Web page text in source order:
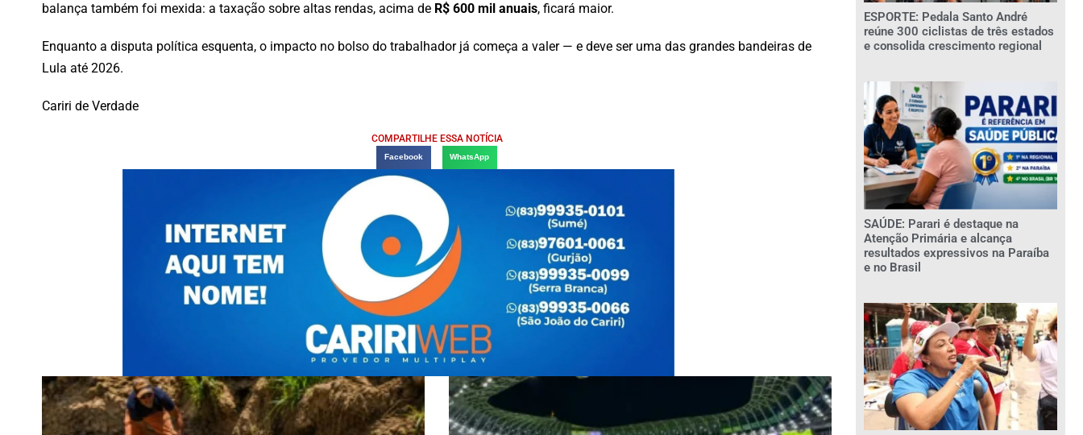
balança também foi mexida: a taxação sobre altas rendas, acima de R$ 600 mil anuais, ficará maior.
Enquanto a disputa política esquenta, o impacto no bolso do trabalhador já começa a valer — e deve ser uma das grandes bandeiras de
Lula até 2026.
Cariri de Verdade
COMPARTILHE ESSA NOTÍCIA
Facebook WhatsApp
ESPORTE: Pedala Santo André
reúne 300 ciclistas de três estados
e consolida crescimento regional
SAÚDE: Parari é destaque na
Atenção Primária e alcança
resultados expressivos na Paraíba
e no Brasil